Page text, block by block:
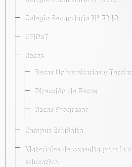
Colegio Secundario Nº 5240
UFIDeT
Becas
Becas Universitarias y
Dirección de Becas
Becas Progresar
Campus EduSalta
Materiales de consulta para la
educativa